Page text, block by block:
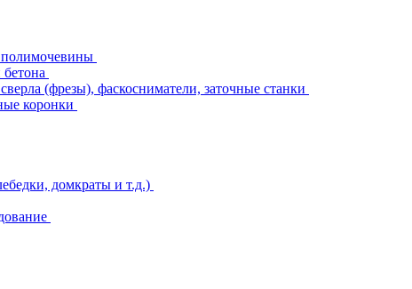
(фрезы), фаскосниматели, заточные станки
коронки
домкраты и т.д.)